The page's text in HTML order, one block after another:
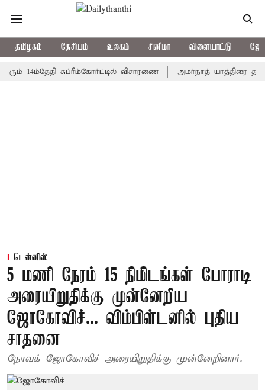
தமிழகம் தேசியம் உலகம் சினிமா விளையாட்டு
சுப்ரீம்கோர்ட்டில் விசாரணை அமர்நாத் யாத்திரை
டென்னிஸ்
5 மணி நேரம் 15 நிமிடங்கள் போராடி
அரையிறுதிக்கு முன்னேறிய
ஜோகோவிச்... விம்பிள்டனில் புதிய
சாதனை
நோவக் ஜோகோவிச் அரையிறுதிக்கு முன்னேறினார்.